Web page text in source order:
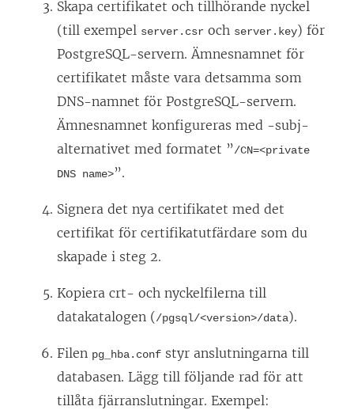
Skapa certifikatet och tillhörande nyckel
(till exempel server.csr och server.key) för
PostgreSQL-servern. Ämnesnamnet för
certifikatet måste vara detsamma som
DNS-namnet för PostgreSQL-servern.
Ämnesnamnet konfigureras med -subj-
alternativet med formatet ”/CN=<private
DNS name>”.
Signera det nya certifikatet med det
certifikat för certifikatutfärdare som du
skapade i steg 2.
Kopiera crt- och nyckelfilerna till
datakatalogen (/pgsql/<version>/data).
Filen pg_hba.conf styr anslutningarna till
databasen. Lägg till följande rad för att
tillåta fjärranslutningar. Exempel: